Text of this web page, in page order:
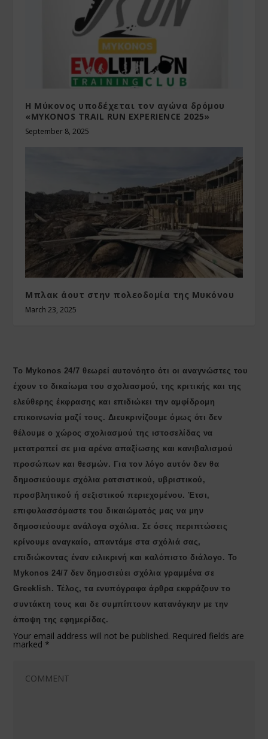
Η Μύκονος υποδέχεται τον αγώνα δρόμου
«MYKONOS TRAIL RUN EXPERIENCE 2025»
September 8, 2025
Μπλακ άουτ στην πολεοδομία της Μυκόνου
March 23, 2025
Το Mykonos 24/7 θεωρεί αυτονόητο ότι οι αναγνώστες του
έχουν το δικαίωμα του σχολιασμού, της κριτικής και της
ελεύθερης έκφρασης και επιδιώκει την αμφίδρομη
επικοινωνία μαζί τους. Διευκρινίζουμε όμως ότι δεν
θέλουμε ο χώρος σχολιασμού της ιστοσελίδας να
μετατραπεί σε μια αρένα απαξίωσης και κανιβαλισμού
προσώπων και θεσμών. Για τον λόγο αυτόν δεν θα
δημοσιεύουμε σχόλια ρατσιστικού, υβριστικού,
προσβλητικού ή σεξιστικού περιεχομένου. Έτσι,
επιφυλασσόμαστε του δικαιώματός μας να μην
δημοσιεύουμε ανάλογα σχόλια. Σε όσες περιπτώσεις
κρίνουμε αναγκαίο, απαντάμε στα σχόλιά σας,
επιδιώκοντας έναν ειλικρινή και καλόπιστο διάλογο. Το
Μykonos 24/7 δεν δημοσιεύει σχόλια γραμμένα σε
Greeklish. Τέλος, τα ενυπόγραφα άρθρα εκφράζουν το
συντάκτη τους και δε συμπίπτουν κατανάγκην με την
άποψη της εφημερίδας.
Your email address will not be published. Required fields are
marked *